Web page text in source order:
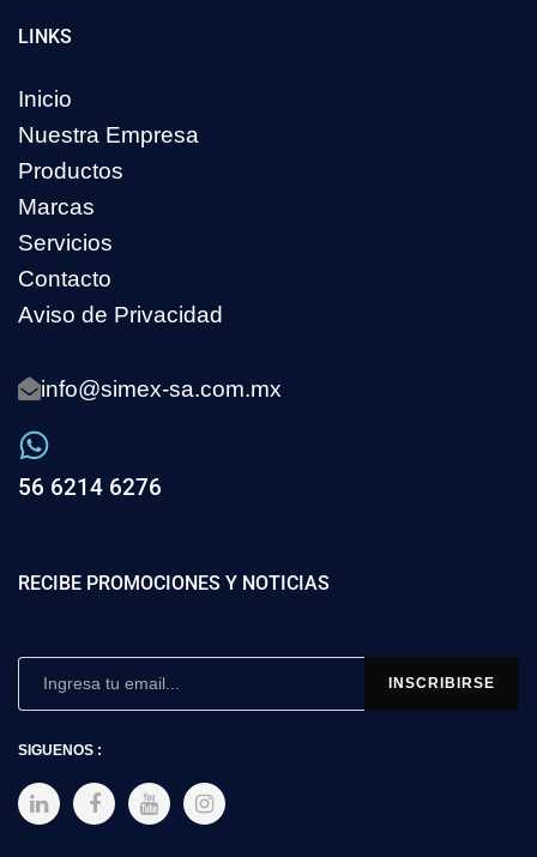
LINKS
Inicio
Nuestra Empresa
Productos
Marcas
Servicios
Contacto
Aviso de Privacidad
info@simex-sa.com.mx
56 6214 6276
RECIBE PROMOCIONES Y NOTICIAS
SIGUENOS :